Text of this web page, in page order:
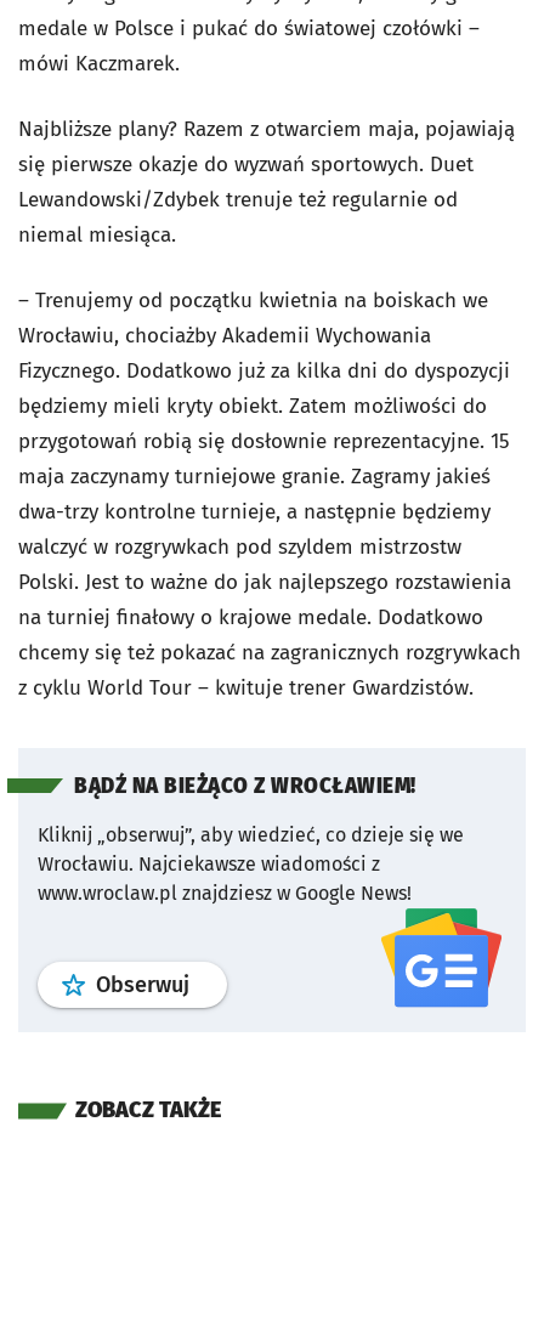
medale w Polsce i pukać do światowej czołówki –
mówi Kaczmarek.
Najbliższe plany? Razem z otwarciem maja, pojawiają
się pierwsze okazje do wyzwań sportowych. Duet
Lewandowski/Zdybek trenuje też regularnie od
niemal miesiąca.
– Trenujemy od początku kwietnia na boiskach we
Wrocławiu, chociażby Akademii Wychowania
Fizycznego. Dodatkowo już za kilka dni do dyspozycji
będziemy mieli kryty obiekt. Zatem możliwości do
przygotowań robią się dosłownie reprezentacyjne. 15
maja zaczynamy turniejowe granie. Zagramy jakieś
dwa-trzy kontrolne turnieje, a następnie będziemy
walczyć w rozgrywkach pod szyldem mistrzostw
Polski. Jest to ważne do jak najlepszego rozstawienia
na turniej finałowy o krajowe medale. Dodatkowo
chcemy się też pokazać na zagranicznych rozgrywkach
z cyklu World Tour – kwituje trener Gwardzistów.
BĄDŹ NA BIEŻĄCO Z WROCŁAWIEM!
Kliknij „obserwuj”, aby wiedzieć, co dzieje się we
Wrocławiu. Najciekawsze wiadomości z
www.wroclaw.pl znajdziesz w Google News!
Obserwuj profil serwisu
ZOBACZ TAKŻE